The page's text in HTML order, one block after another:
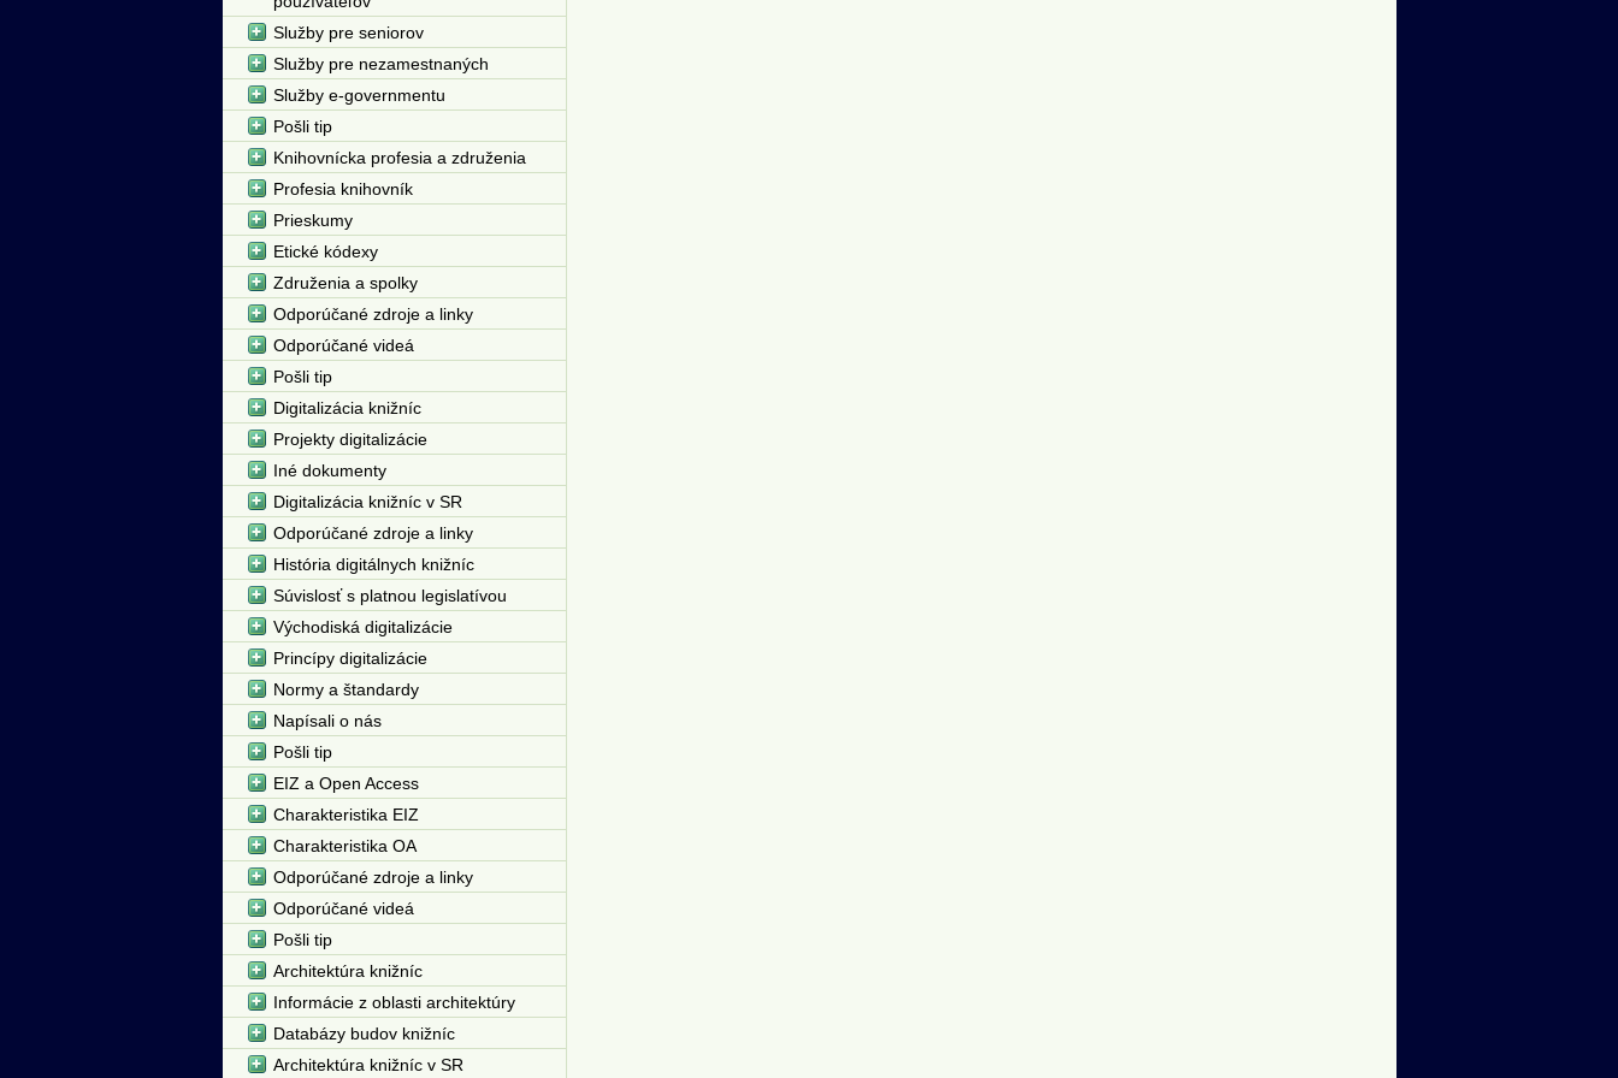
Služby pre seniorov
Služby pre nezamestnaných
Služby e-governmentu
Pošli tip
Knihovnícka profesia a združenia
Profesia knihovník
Prieskumy
Etické kódexy
Združenia a spolky
Odporúčané zdroje a linky
Odporúčané videá
Pošli tip
Digitalizácia knižníc
Projekty digitalizácie
Iné dokumenty
Digitalizácia knižníc v SR
Odporúčané zdroje a linky
História digitálnych knižníc
Súvislosť s platnou legislatívou
Východiská digitalizácie
Princípy digitalizácie
Normy a štandardy
Napísali o nás
Pošli tip
EIZ a Open Access
Charakteristika EIZ
Charakteristika OA
Odporúčané zdroje a linky
Odporúčané videá
Pošli tip
Architektúra knižníc
Informácie z oblasti architektúry
Databázy budov knižníc
Architektúra knižníc v SR